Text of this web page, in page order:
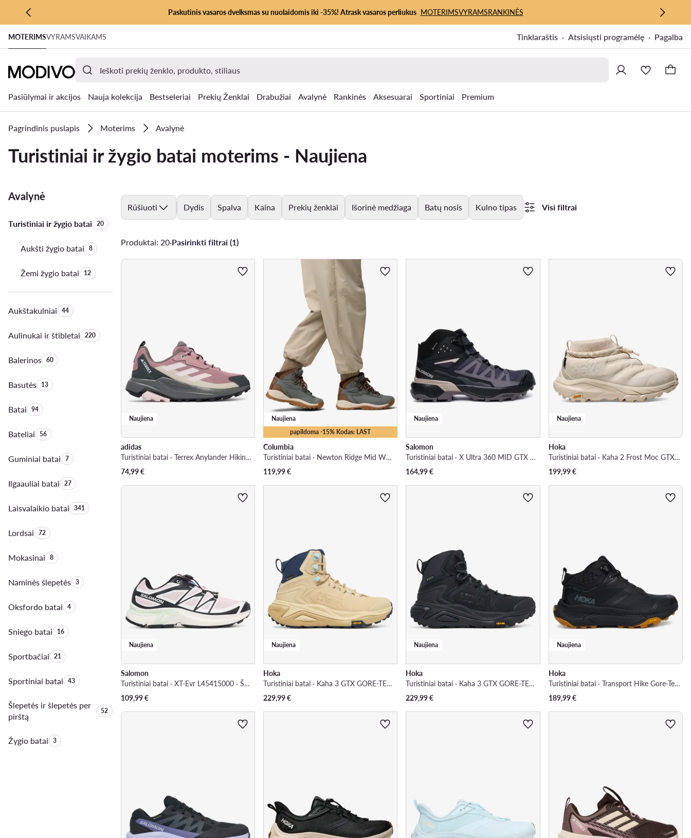
PEREITI PRIE PAGRINDINIO TURINIO
PEREITI Į PAIEŠKĄ
Paskutinis vasaros dvelksmas su nuolaidomis iki -35%! Atrask vasaros perliukus MOTERIMSVYRAMSRANKINĖS
MOTERIMSVYRAMSVAIKAMS Tinklaraštis Atsisiųsti programėlę Pagalba
Pasiūlymai ir akcijos Nauja kolekcija Bestseleriai Prekių Ženklai Drabužiai Avalynė Rankinės Aksesuarai Sportiniai Premium
Pagrindinis puslapis Moterims Avalynė
Turistiniai ir žygio batai moterims - Naujiena
Avalynė
Turistiniai ir žygio bataiProduktų skaičius:
20
Aukšti žygio bataiProduktų skaičius:
8
Žemi žygio bataiProduktų skaičius:
12
AukštakulniaiProduktų skaičius:
44
Aulinukai ir štibletaiProduktų skaičius:
220
BalerinosProduktų skaičius:
60
BasutėsProduktų skaičius:
13
BataiProduktų skaičius:
94
BateliaiProduktų skaičius:
56
Guminiai bataiProduktų skaičius:
7
Ilgaauliai bataiProduktų skaičius:
27
Laisvalaikio bataiProduktų skaičius:
341
LordsaiProduktų skaičius:
72
MokasinaiProduktų skaičius:
8
Naminės šlepetėsProduktų skaičius:
3
Oksfordo bataiProduktų skaičius:
4
Sniego bataiProduktų skaičius:
16
SportbačiaiProduktų skaičius:
21
Sportiniai bataiProduktų skaičius:
43
Šlepetės ir šlepetės per
pirštą
Produktų skaičius:
52
Žygio bataiProduktų skaičius:
3
Rūšiuoti Dydis Spalva Kaina Prekių ženklai Išorinė medžiaga Batų nosis Kulno tipas Visi filtrai
Produktai: 20·Pasirinkti filtrai (1)
Naujiena
adidas
Turistiniai batai · Terrex Anylander Hiking Shoes KJ0869 · Violetinė
74,99€
papildoma -15% Kodas: LAST
Naujiena
Columbia
Turistiniai batai · Newton Ridge Mid WP 1424692 · Žalia
119,99€
Naujiena
Salomon
Turistiniai batai · X Ultra 360 MID GTX L49101500 · Tamsiai pilka
164,99€
Naujiena
Hoka
Turistiniai batai · Kaha 2 Frost Moc GTX GORE-TEX 1155196 · Šviesiai smėlinė
199,99€
Naujiena
Salomon
Turistiniai batai · XT-Evr L45415000 · Šviesiai rožinė
109,99€
Naujiena
Hoka
Turistiniai batai · Kaha 3 GTX GORE-TEX 1162531 · Mėlyna
229,99€
Naujiena
Hoka
Turistiniai batai · Kaha 3 GTX GORE-TEX 1162531 · Juoda
229,99€
Naujiena
Hoka
Turistiniai batai · Transport Hike Gore-Tex 1172913 · Juoda
189,99€